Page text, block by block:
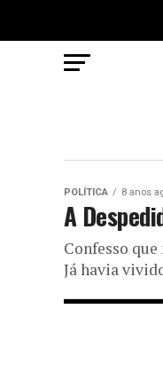
POLÍTICA 8 anos
A
Confesso
Já havia